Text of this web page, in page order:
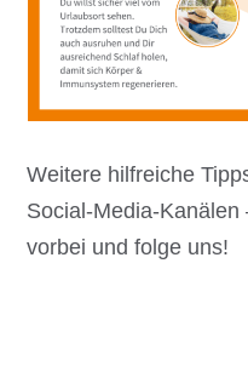
Weitere hilfreiche
Social-Media-Kanälen
vorbei und folge uns!